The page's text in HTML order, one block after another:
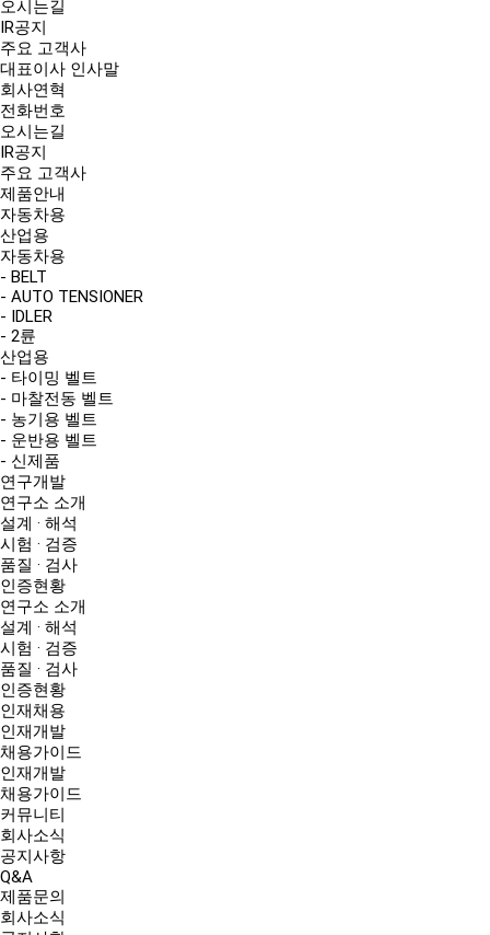
오시는길
IR공지
주요 고객사
대표이사 인사말
회사연혁
전화번호
오시는길
IR공지
주요 고객사
제품안내
자동차용
산업용
자동차용
- BELT
- AUTO TENSIONER
- IDLER
- 2륜
산업용
- 타이밍 벨트
- 마찰전동 벨트
- 농기용 벨트
- 운반용 벨트
- 신제품
연구개발
연구소 소개
설계 · 해석
시험 · 검증
품질 · 검사
인증현황
연구소 소개
설계 · 해석
시험 · 검증
품질 · 검사
인증현황
인재채용
인재개발
채용가이드
인재개발
채용가이드
커뮤니티
회사소식
공지사항
Q&A
제품문의
회사소식